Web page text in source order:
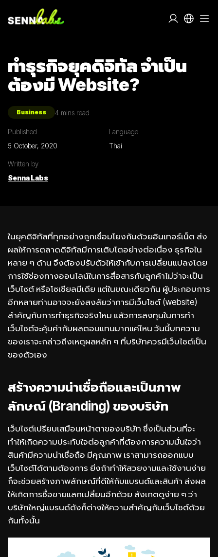
ทำธุรกิจยุคดิจิทัล จำเป็น
ต้องมี Website?
Business 4 mins read
Published
5 October, 2020
Language
Thai
Written by
Senna Labs
ในยุคดิจิทัลที่ทุกอย่างถูกเชื่อมโยงกันด้วยอินเทอร์เน็ต ส่ง
ผลให้การตลาดดิจิทัลมีการเติบโตอย่างต่อเนื่อง ธุรกิจใน
หลาย ๆ ด้าน จึงต้องปรับตัวให้เข้ากับการเปลี่ยนแปลงโดย
การใช้ช่องทางออนไลน์ในการสื่อสารกับลูกค้าไม่ว่าจะเป็น
เว็บไซต์ หรือโซเชียลมีเดีย แต่ในขณะเดียวกัน ผู้ประกอบการ
อีกหลายท่านอาจจะยังสงสัยว่าการมีเว็บไซต์ (website)
สำคัญกับการทำธุรกิจจริงไหม แล้วการลงทุนในการทำ
เว็บไซต์จะคุ้มค่ากับผลตอบแทนมากแค่ไหน วันนี้บทความ
ของเราจะกล่าวถึงเหตุผลหลัก ๆ ที่บริษัทควรมีเว็บไซต์เป็น
ของตัวเอง
สร้างความน่าเชื่อถือและเป็นภาพ
ลักษณ์ (Branding) ของบริษัท
เว็บไซต์เปรียบเสมือนหน้าตาของบริษัท ซึ่งเป็นส่วนที่จะ
ทำให้เกิดความประทับใจต่อลูกค้าที่ต้องการความมั่นใจว่า
สินค้ามีความน่าเชื่อถือ มีคุณภาพ เราสามารถออกแบบ
เว็บไซต์ได้ตามต้องการ ยิ่งถ้าทำให้สวยงามและใช้งานง่าย
ก็จะช่วยสร้างภาพลักษณ์ที่ดีให้กับแบรนด์และสินค้า ส่งผล
ให้เกิดการซื้อขายแลกเปลี่ยนอีกด้วย สังเกตดูง่าย ๆ ว่า
บริษัทใหญ่แบรนด์ดังก็ต่างให้ความสำคัญกับเว็บไซต์ด้วย
กันทั้งนั้น